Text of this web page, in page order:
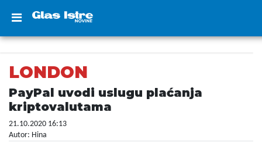
LONDON
PayPal uvodi uslugu plaćanja
kriptovalutama
21.10.2020 16:13
Autor: Hina